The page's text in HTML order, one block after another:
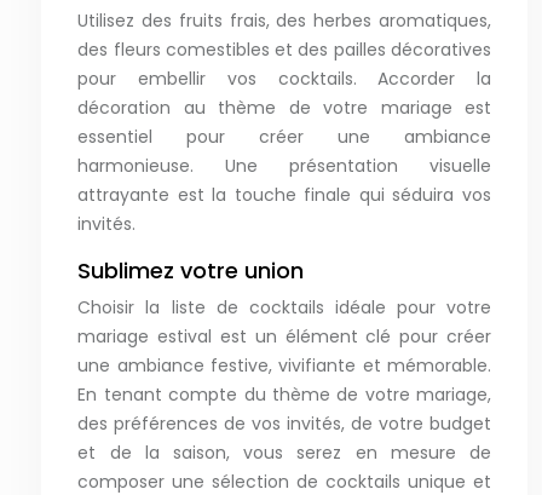
Utilisez des fruits frais, des herbes aromatiques,
des fleurs comestibles et des pailles décoratives
pour embellir vos cocktails. Accorder la
décoration au thème de votre mariage est
essentiel pour créer une ambiance
harmonieuse. Une présentation visuelle
attrayante est la touche finale qui séduira vos
invités.
Sublimez votre union
Choisir la liste de cocktails idéale pour votre
mariage estival est un élément clé pour créer
une ambiance festive, vivifiante et mémorable.
En tenant compte du thème de votre mariage,
des préférences de vos invités, de votre budget
et de la saison, vous serez en mesure de
composer une sélection de cocktails unique et